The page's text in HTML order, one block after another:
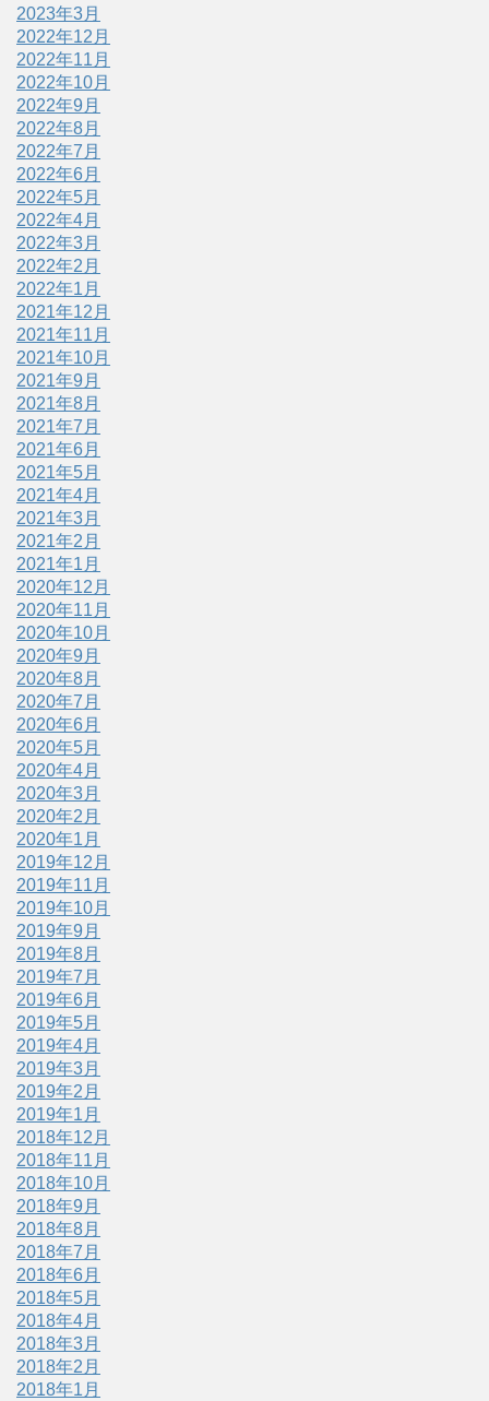
2023年3月
2022年12月
2022年11月
2022年10月
2022年9月
2022年8月
2022年7月
2022年6月
2022年5月
2022年4月
2022年3月
2022年2月
2022年1月
2021年12月
2021年11月
2021年10月
2021年9月
2021年8月
2021年7月
2021年6月
2021年5月
2021年4月
2021年3月
2021年2月
2021年1月
2020年12月
2020年11月
2020年10月
2020年9月
2020年8月
2020年7月
2020年6月
2020年5月
2020年4月
2020年3月
2020年2月
2020年1月
2019年12月
2019年11月
2019年10月
2019年9月
2019年8月
2019年7月
2019年6月
2019年5月
2019年4月
2019年3月
2019年2月
2019年1月
2018年12月
2018年11月
2018年10月
2018年9月
2018年8月
2018年7月
2018年6月
2018年5月
2018年4月
2018年3月
2018年2月
2018年1月